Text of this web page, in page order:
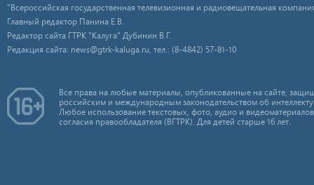
"Всероссийская государственная телевизионная и радиовещательная
Главный редактор Панина Е.В.
Редактор сайта ГТРК "Калуга" Дубинин В.Г.
Редакция сайта: news@gtrk-kaluga.ru, тел.: (8-4842) 57-81-10
Все права на любые материалы, опубликованные на сайте,
российским и международным законодательством об
Любое использование текстовых, фото, аудио и
согласия правообладателя (ВГТРК). Для детей старше 16 лет.